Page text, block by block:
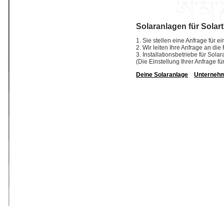
Solaranlagen für
1. Sie stellen eine Anfrage für
2. Wir leiten Ihre Anfrage an
3. Installationsbetriebe für
(Die Einstellung Ihrer Anfrage
Deine Solaranlage